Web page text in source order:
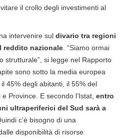
il crollo degli investimenti al
intervenire sul divario tra regioni
reddito nazionale . “Siamo ormai
strutturale”, si legge nel Rapporto
sono sotto la media europea
45% degli abitanti, il 55% del
Province. E secondo l’Istat, entro
ultraperiferici del Sud sarà a
c’è bisogno di una
disponibilità di risorse